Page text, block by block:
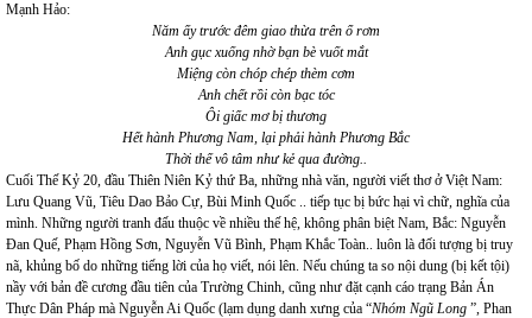
Mạnh Hảo:
Năm ấy trước đêm giao thừa trên ổ rơm
Anh gục xuống nhờ bạn bè vuốt mắt
Miệng còn chóp chép thèm cơm
Anh chết rồi còn bạc tóc
Ôi giấc mơ bị thương
Hết hành Phương Nam, lại phải hành Phương Bắc
Thời thế vô tâm như kẻ qua đường..
Cuối Thế Kỷ 20, đầu Thiên Niên Kỷ thứ Ba, những nhà văn, người viết thơ ở Việt Nam:
Lưu Quang Vũ, Tiêu Dao Bảo Cự, Bùi Minh Quốc .. tiếp tục bị bức hại vì chữ, nghĩa của
mình. Những người tranh đấu thuộc về nhiều thế hệ, không phân biệt Nam, Bắc: Nguyễn
Đan Quế, Phạm Hồng Sơn, Nguyễn Vũ Bình, Phạm Khắc Toàn.. luôn là đối tượng bị truy
nã, khủng bố do những tiếng lời của họ viết, nói lên. Nếu chúng ta so nội dung (bị kết tội)
nầy với bản đề cương đầu tiên của Trường Chinh, cũng như đặt cạnh cáo trạng Bản Án
Thực Dân Pháp mà Nguyễn Ai Quốc (lạm dụng danh xưng của “Nhóm Ngũ Long ”, Phan